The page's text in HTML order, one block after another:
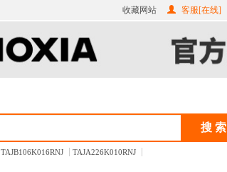
收藏网站 客服[在线]
搜 索
TAJB106K016RNJ TAJA226K010RNJ